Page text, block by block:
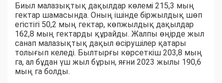
Биыл малазықтық дақылдар көлемі 215,3 мың
гектар шамасында. Оның ішінде біржылдық шөп
егістігі 50,2 мың гектар, көпжылдық дақылдар
162,8 мың гектарды құрайды. Жалпы өңірде жыл
санап малазықтық дақыл өсірушілер қатары
толығып келеді. Былтырғы көрсеткіш 203,8 мың
га, ал бұдан үш жыл бұрын, яғни 2023 жылы 190,6
мың га болды.